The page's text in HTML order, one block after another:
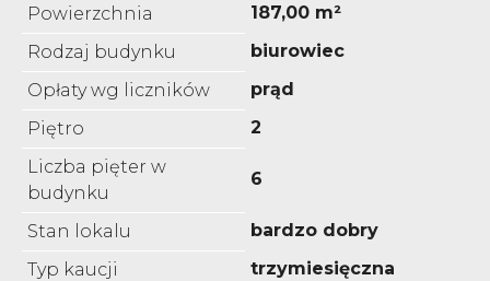
Powierzchnia
187,00 m²
Rodzaj budynku
biurowiec
Opłaty wg liczników
prąd
Piętro
2
Liczba pięter w
budynku
6
Stan lokalu
bardzo dobry
Typ kaucji
trzymiesięczna